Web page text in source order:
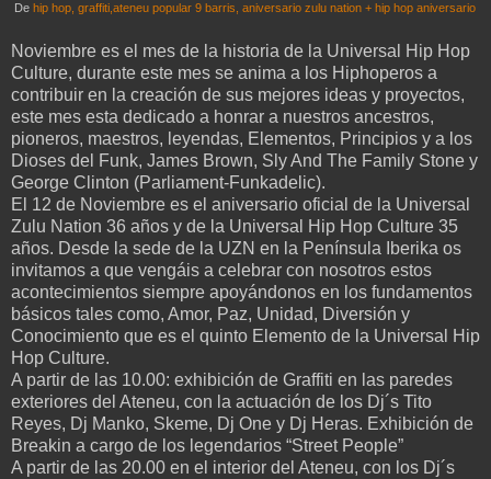
De hip hop, graffiti,ateneu popular 9 barris, aniversario zulu nation + hip hop aniversario
Noviembre es el mes de la historia de la Universal Hip Hop
Culture, durante este mes se anima a los Hiphoperos a
contribuir en la creación de sus mejores ideas y proyectos,
este mes esta dedicado a honrar a nuestros ancestros,
pioneros, maestros, leyendas, Elementos, Principios y a los
Dioses del Funk, James Brown, Sly And The Family Stone y
George Clinton (Parliament-Funkadelic).
El 12 de Noviembre es el aniversario oficial de la Universal
Zulu Nation 36 años y de la Universal Hip Hop Culture 35
años. Desde la sede de la UZN en la Península Iberika os
invitamos a que vengáis a celebrar con nosotros estos
acontecimientos siempre apoyándonos en los fundamentos
básicos tales como, Amor, Paz, Unidad, Diversión y
Conocimiento que es el quinto Elemento de la Universal Hip
Hop Culture.
A partir de las 10.00: exhibición de Graffiti en las paredes
exteriores del Ateneu, con la actuación de los Dj´s Tito
Reyes, Dj Manko, Skeme, Dj One y Dj Heras. Exhibición de
Breakin a cargo de los legendarios “Street People”
A partir de las 20.00 en el interior del Ateneu, con los Dj´s